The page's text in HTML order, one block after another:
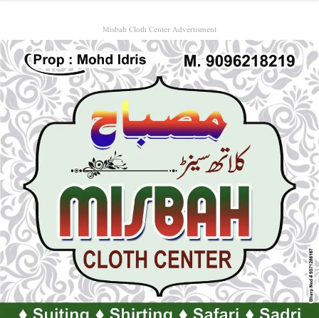
Misbah Cloth Center Advertisment